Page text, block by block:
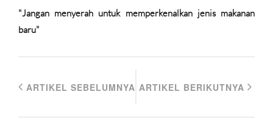
"Jangan menyerah untuk memperkenalkan jenis makanan
baru"
ARTIKEL SEBELUMNYA ARTIKEL BERIKUTNYA